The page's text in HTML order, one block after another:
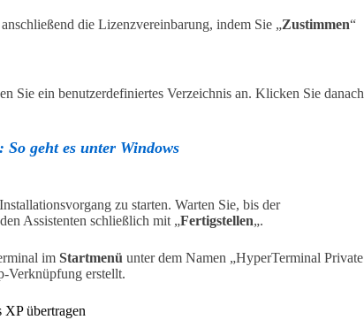
die Lizenzvereinbarung, indem Sie „Zustimmen“
Sie ein benutzerdefiniertes Verzeichnis an. Klicken Sie danach
geht es unter Windows
zu starten. Warten Sie, bis der
Assistenten schließlich mit „Fertigstellen„.
im Startmenü unter dem Namen „HyperTerminal Private
Verknüpfung erstellt.
übertragen